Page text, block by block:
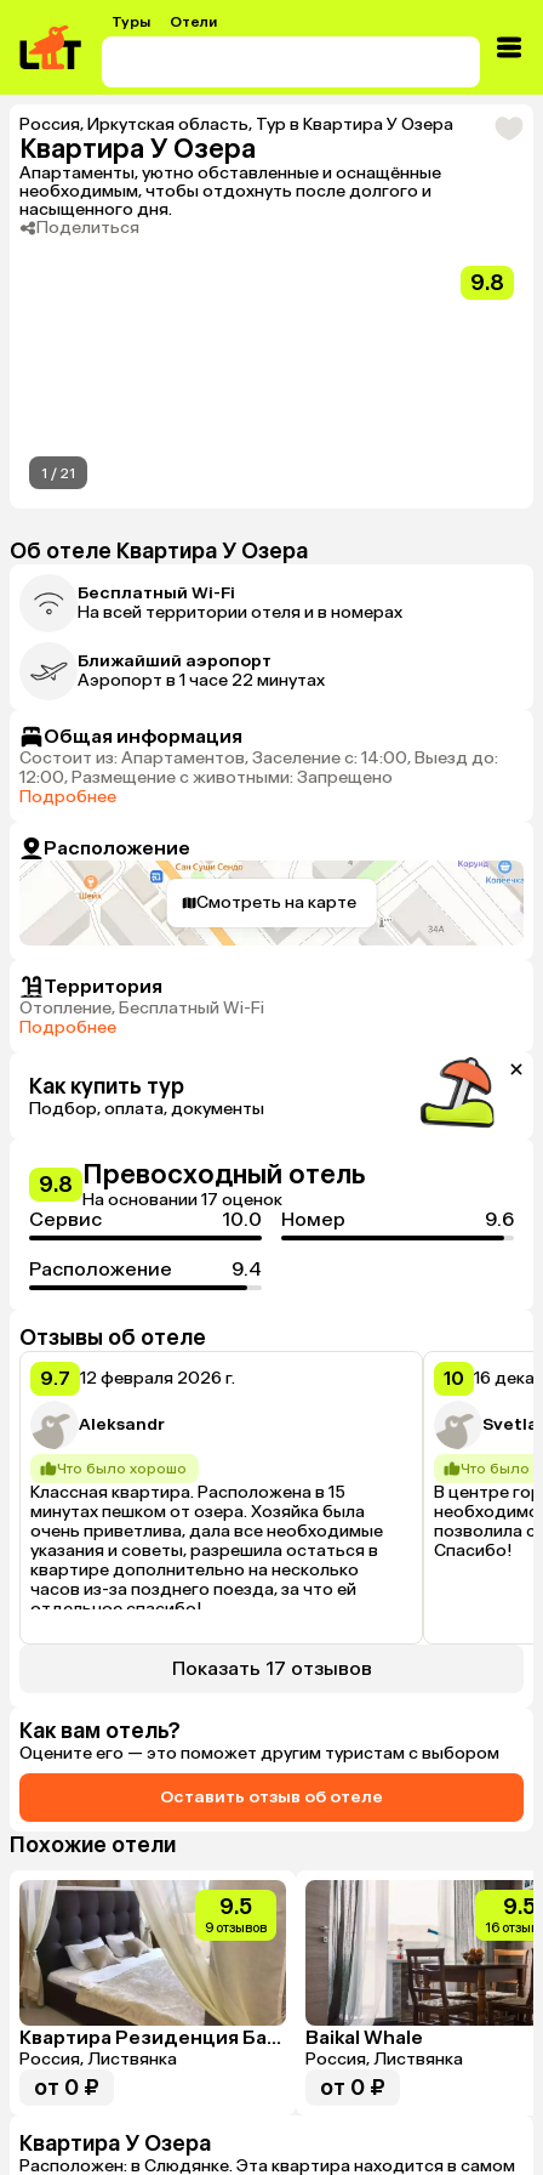
Туры Отели
Россия,Иркутская область, Тур в Квартира У Озера
Квартира У Озера
Апартаменты, уютно обставленные и оснащённые
необходимым, чтобы отдохнуть после долгого и
насыщенного дня.
Поделиться
9.8
1 / 21
Об отеле Квартира У Озера
Бесплатный Wi-Fi
На всей территории отеля и в номерах
Ближайший аэропорт
Аэропорт в 1 часе 22 минутах
Общая информация
Состоит из: Апартаментов, Заселение с: 14:00, Выезд до:
12:00, Размещение с животными: Запрещено
Подробнее
Расположение
Смотреть на карте
Территория
Отопление, Бесплатный Wi-Fi
Подробнее
Как купить тур
Подбор, оплата, документы
9.8 Превосходный отель
На основании 17 оценок
Сервис 10.0 Номер 9.6
Расположение 9.4
Отзывы об отеле
9.7 12 февраля 2026 г.
Aleksandr
Что было хорошо
Классная квартира. Расположена в 15
минутах пешком от озера. Хозяйка была
очень приветлива, дала все необходимые
указания и советы, разрешила остаться в
квартире дополнительно на несколько
часов из-за позднего поезда, за что ей
отдельное спасибо!
10 16
Что было
В центре
позволила
Спасибо!
Показать 17 отзывов
Как вам отель?
Оцените его — это поможет другим туристам с выбором
Оставить отзыв об отеле
Похожие отели
9.5
9 отзывов
Квартира Резиденция Байкальские Холмы
Россия, Листвянка
от 0 ₽
9.5
16
Baikal Whale
Россия, Листвянка
от 0 ₽
Квартира У Озера
Расположен: в Слюдянке. Эта квартира находится в самом